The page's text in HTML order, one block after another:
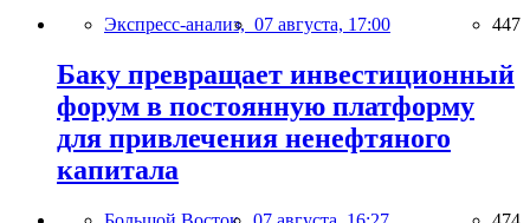
Экспресс-анализ, 07 августа, 17:00 447
Баку превращает инвестиционный
форум в постоянную платформу
для привлечения ненефтяного
капитала